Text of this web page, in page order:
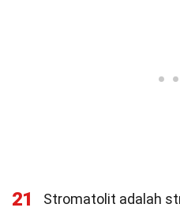
21
Stromatolit adalah